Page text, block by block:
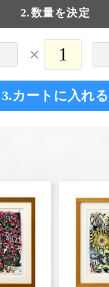
2.数量を決定
×
3.カートに入れる